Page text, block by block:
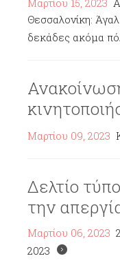
Μαρτίου 15, 2023
Θεσσαλονίκη:
δεκάδες ακόμα
Μαρτίου 09, 2023
Δελτίο
την
Μαρτίου 06, 2023
2023